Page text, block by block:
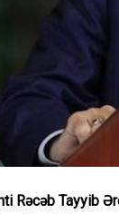
Rəcəb Tayyib